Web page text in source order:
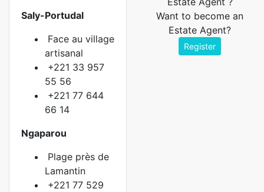
Saly-Portudal
Face au village
artisanal
+221 33 957
55 56
+221 77 644
66 14
Ngaparou
Plage près de
Lamantin
+221 77 529
Want to become an
Estate Agent?
Register